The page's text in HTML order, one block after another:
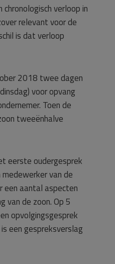
verloop in
relevant voor de
is dat verloop
2018 twee dagen
voor opvang
Toen de
tweeënhalve
eerste oudergesprek
van de
aantal aspecten
van de zoon. Op 5
opvolgingsgesprek
een gespreksverslag